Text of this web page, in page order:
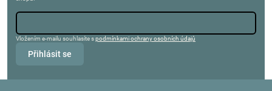
Vložením e-mailu souhlasíte spodmínkami ochrany osobních údajů
Přihlásit se